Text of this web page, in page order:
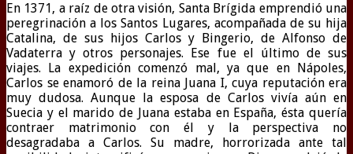
En 1371, a raíz de otra visión, Santa Brígida emprendió una
peregrinación a los Santos Lugares, acompañada de su hija
Catalina, de sus hijos Carlos y Bingerio, de Alfonso de
Vadaterra y otros personajes. Ese fue el último de sus
viajes. La expedición comenzó mal, ya que en Nápoles,
Carlos se enamoró de la reina Juana I, cuya reputación era
muy dudosa. Aunque la esposa de Carlos vivía aún en
Suecia y el marido de Juana estaba en España, ésta quería
contraer matrimonio con él y la perspectiva no
desagradaba a Carlos. Su madre, horrorizada ante tal